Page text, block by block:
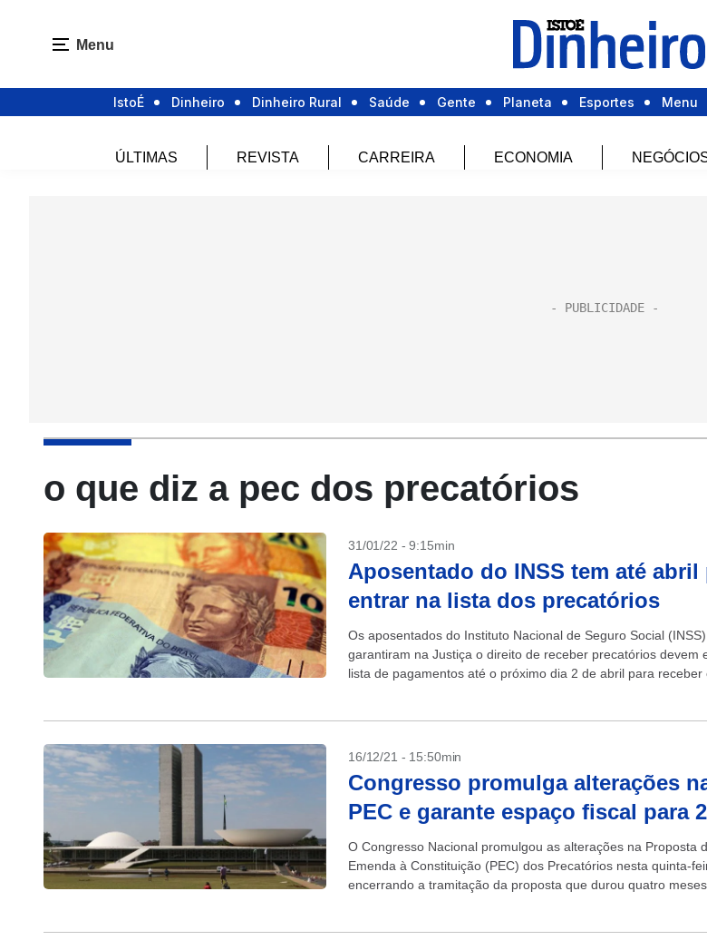
Menu
IstoÉ Dinheiro Dinheiro Rural Saúde Gente Planeta Esportes Menu
ÚLTIMAS REVISTA CARREIRA ECONOMIA
o que diz a pec dos precatórios
31/01/22 - 9:15min
Aposentado do INSS tem até abril
entrar na lista dos precatórios
Os aposentados do Instituto Nacional de Seguro Social
garantiram na Justiça o direito de receber precatórios devem
lista de pagamentos até o próximo dia 2 de abril para receber
16/12/21 - 15:50min
Congresso promulga alterações
PEC e garante espaço fiscal para
O Congresso Nacional promulgou as alterações na Proposta
Emenda à Constituição (PEC) dos Precatórios nesta quinta-
encerrando a tramitação da proposta que durou quatro